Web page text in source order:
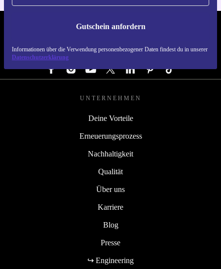
Gutschein anfordern
Informationen über die Verwendung personenbezogener Daten findest du in unserer
Datenschutzerklärung
REFURBED ÖSTERREICH - RETHINK NEW.
FOLGE UNS
UNTERNEHMEN
Deine Vorteile
Erneuerungsprozess
Nachhaltigkeit
Qualität
Über uns
Karriere
Blog
Presse
↪ Engineering